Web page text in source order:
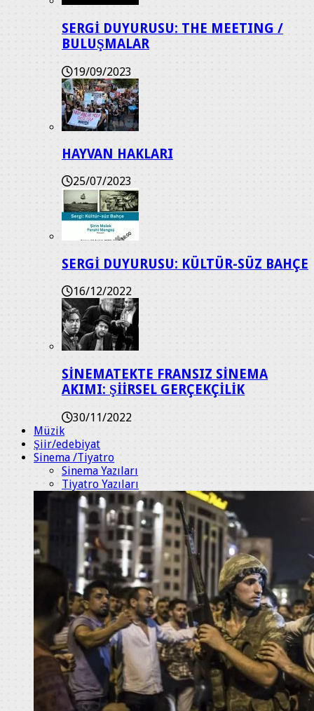
SERGİ DUYURUSU: THE MEETING /
BULUŞMALAR
19/09/2023
HAYVAN HAKLARI
25/07/2023
SERGİ DUYURUSU: KÜLTÜR-SÜZ BAHÇE
16/12/2022
SİNEMATEKTE FRANSIZ SİNEMA
AKIMI: ŞİİRSEL GERÇEKÇİLİK
30/11/2022
Müzik
Şiir/edebiyat
Sinema /Tiyatro
Sinema Yazıları
Tiyatro Yazıları